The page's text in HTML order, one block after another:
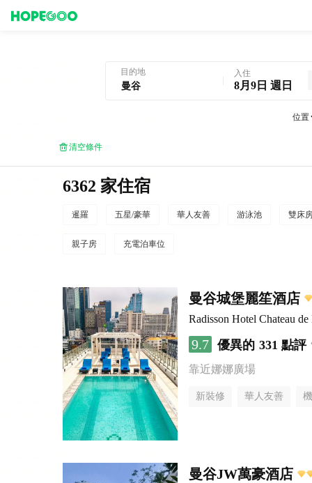
目的地 入住
8月9日 週日
位置
清空條件
6362 家住宿
暹羅 五星/豪華 華人友善 游泳池 雙床
親子房 充電泊車位
曼谷城堡麗笙酒店
Radisson Hotel Chateau
9.7 優異的 331 點評
靠近娜娜廣場
新裝修 華人友善
曼谷JW萬豪酒店